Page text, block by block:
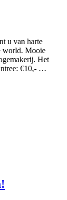
u van harte
world. Mooie
Het
€10,- …